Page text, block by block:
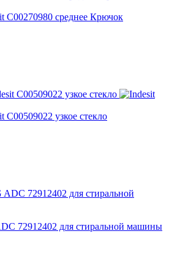
C00270980 среднее Крючок
узкое стекло
72912402 для стиральной машины